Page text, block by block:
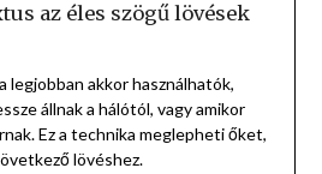
az éles szögű lövések
legjobban akkor használhatók,
állnak a hálótól, vagy amikor
Ez a technika meglepheti őket,
lövéshez.